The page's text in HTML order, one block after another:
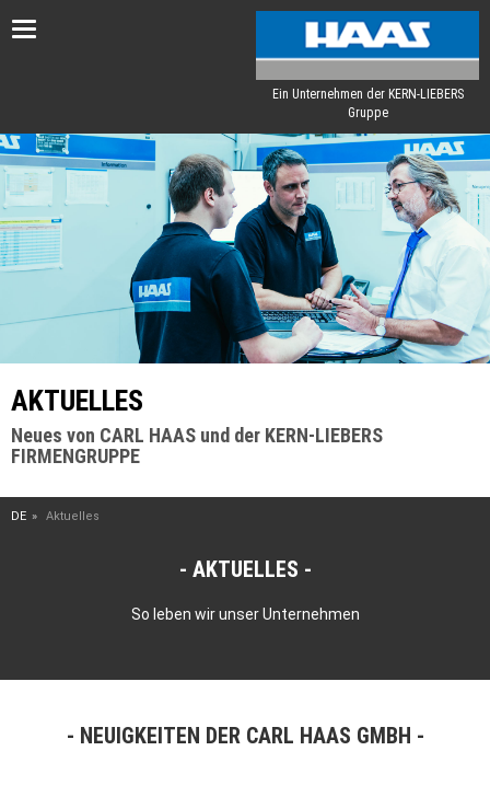
Toggle
Ein Unternehmen der KERN-LIEBERS
Gruppe
AKTUELLES
Neues von CARL HAAS und der KERN-LIEBERS
FIRMENGRUPPE
DE Aktuelles
AKTUELLES
So leben wir unser Unternehmen
NEUIGKEITEN DER CARL HAAS GMBH